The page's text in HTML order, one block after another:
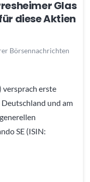
Glas
diese Aktien
Börsennachrichten
versprach erste
und am
SE (ISIN: